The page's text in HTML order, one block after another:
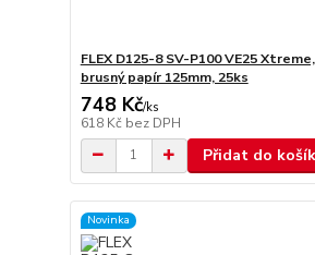
FLEX D125-8 SV-P100 VE25
brusný papír 125mm, 25ks
748 Kč/ks
618 Kč bez DPH
Přidat do
Novinka